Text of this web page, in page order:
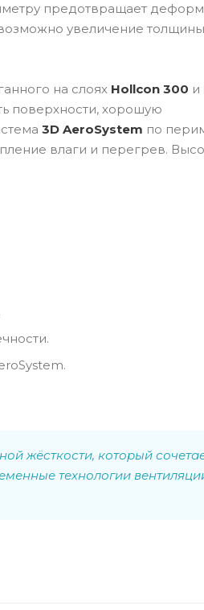
предотвращает
увеличение
на слоях Hollcon 300 и
поверхности, хорошую
3D AeroSystem по
влаги и перегрев.
жёсткости, который
технологии